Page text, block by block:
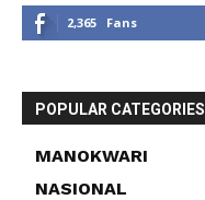
2,365 Fans
POPULAR CATEGORIES
MANOKWARI
NASIONAL